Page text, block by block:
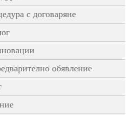
с договаряне
обявление